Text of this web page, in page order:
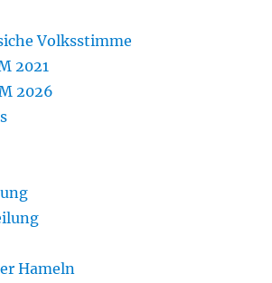
Volksstimme
2021
2026
Hameln